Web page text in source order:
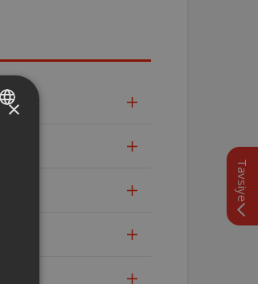
Tavsiye
×